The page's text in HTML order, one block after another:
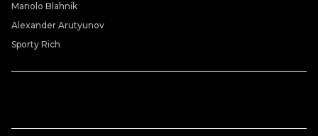
Manolo Blahnik
Alexander Arutyunov
Sporty Rich